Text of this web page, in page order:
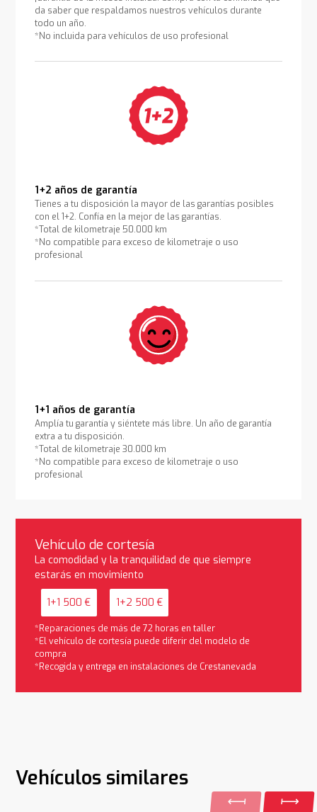
da saber que respaldamos nuestros vehículos durante
todo un año.
*No incluida para vehículos de uso profesional
1+2 años de garantía
Tienes a tu disposición la mayor de las garantías posibles
con el 1+2. Confía en la mejor de las garantías.
*Total de kilometraje 50.000 km
*No compatible para exceso de kilometraje o uso
profesional
1+1 años de garantía
Amplía tu garantía y siéntete más libre. Un año de garantía
extra a tu disposición.
*Total de kilometraje 30.000 km
*No compatible para exceso de kilometraje o uso
profesional
Vehículo de cortesía
La comodidad y la tranquilidad de que siempre
estarás en movimiento
1+1 500 € 1+2 500 €
*Reparaciones de más de 72 horas en taller
*El vehículo de cortesía puede diferir del modelo de
compra
*Recogida y entrega en instalaciones de Crestanevada
Vehículos similares